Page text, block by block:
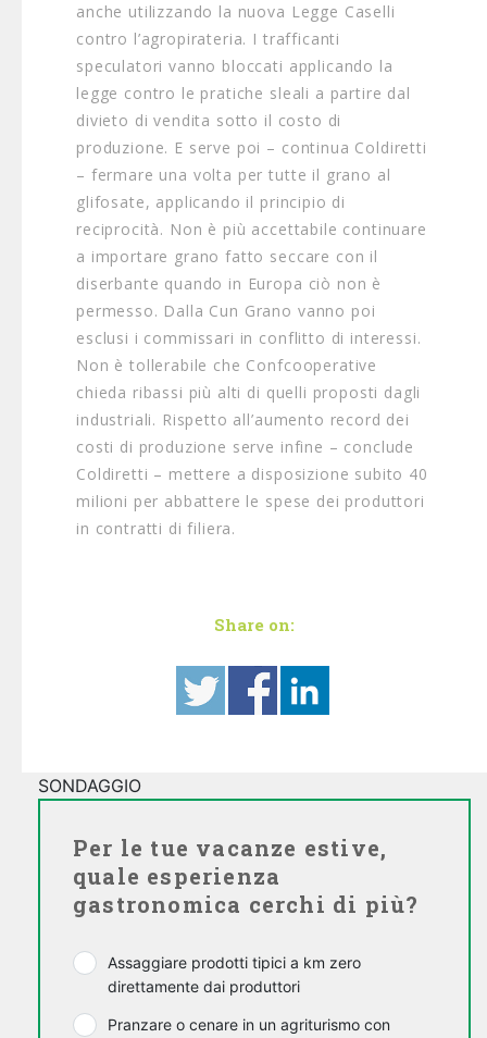
anche utilizzando la nuova Legge Caselli
contro l’agropirateria. I trafficanti
speculatori vanno bloccati applicando la
legge contro le pratiche sleali a partire dal
divieto di vendita sotto il costo di
produzione. E serve poi – continua Coldiretti
– fermare una volta per tutte il grano al
glifosate, applicando il principio di
reciprocità. Non è più accettabile continuare
a importare grano fatto seccare con il
diserbante quando in Europa ciò non è
permesso. Dalla Cun Grano vanno poi
esclusi i commissari in conflitto di interessi.
Non è tollerabile che Confcooperative
chieda ribassi più alti di quelli proposti dagli
industriali. Rispetto all’aumento record dei
costi di produzione serve infine – conclude
Coldiretti – mettere a disposizione subito 40
milioni per abbattere le spese dei produttori
in contratti di filiera.
Share on:
SONDAGGIO
Per le tue vacanze estive,
quale esperienza
gastronomica cerchi di più?
Assaggiare prodotti tipici a km zero
direttamente dai produttori
Pranzare o cenare in un agriturismo con